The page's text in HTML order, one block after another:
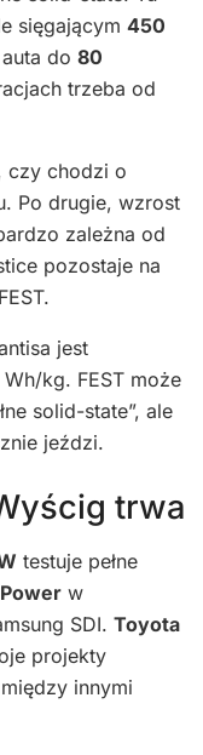
sięgającym 450
do 80
trzeba od
czy chodzi o
Po drugie, wzrost
zależna od
pozostaje na
jest
kg. FEST może
solid-state”, ale
jeździ.
trwa
testuje pełne
w
SDI. Toyota
projekty
innymi